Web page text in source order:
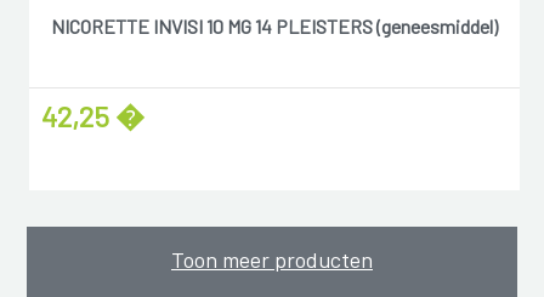
NICORETTE INVISI 10 MG 14 PLEISTERS (geneesmiddel)
42,25 �
Toon meer producten